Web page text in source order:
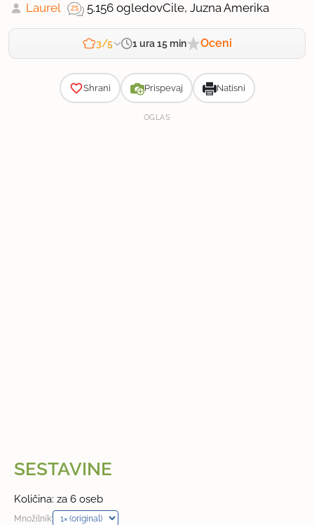
Laurel 5.156 ogledovCile, Juzna Amerika
3/5 1 ura 15 min Oceni
Shrani Prispevaj Natisni
OGLAS
SESTAVINE
Količina: za 6 oseb
Množilnik: